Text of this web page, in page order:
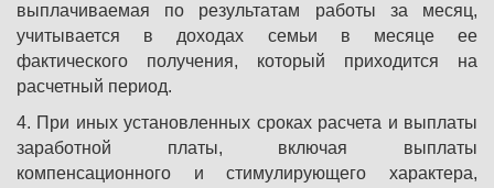
выплачиваемая по результатам работы за месяц,
учитывается в доходах семьи в месяце ее
фактического получения, который приходится на
расчетный период.
4. При иных установленных сроках расчета и выплаты
заработной платы, включая выплаты
компенсационного и стимулирующего характера,